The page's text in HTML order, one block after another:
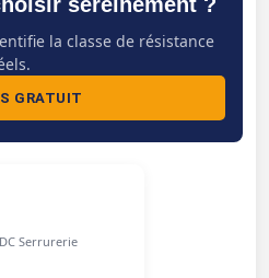
la classe de résistance
GRATUIT
Serrurerie